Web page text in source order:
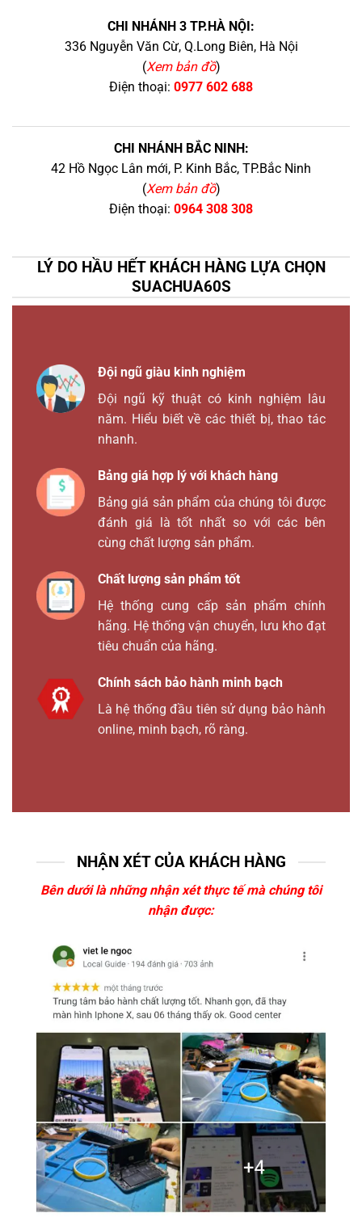
CHI NHÁNH 3 TP.HÀ NỘI:
336 Nguyễn Văn Cừ, Q.Long Biên, Hà Nội
(Xem bản đồ)
Điện thoại: 0977 602 688
CHI NHÁNH BẮC NINH:
42 Hồ Ngọc Lân mới, P. Kinh Bắc, TP.Bắc Ninh
(Xem bản đồ)
Điện thoại: 0964 308 308
LÝ DO HẦU HẾT KHÁCH HÀNG LỰA CHỌN
SUACHUA60S
Đội ngũ giàu kinh nghiệm
Đội ngũ kỹ thuật có kinh nghiệm lâu
năm. Hiểu biết về các thiết bị, thao tác
nhanh.
Bảng giá hợp lý với khách hàng
Bảng giá sản phẩm của chúng tôi được
đánh giá là tốt nhất so với các bên
cùng chất lượng sản phẩm.
Chất lượng sản phẩm tốt
Hệ thống cung cấp sản phẩm chính
hãng. Hệ thống vận chuyển, lưu kho đạt
tiêu chuẩn của hãng.
Chính sách bảo hành minh bạch
Là hệ thống đầu tiên sử dụng bảo hành
online, minh bạch, rõ ràng.
NHẬN XÉT CỦA KHÁCH HÀNG
Bên dưới là những nhận xét thực tế mà chúng tôi
nhận được: